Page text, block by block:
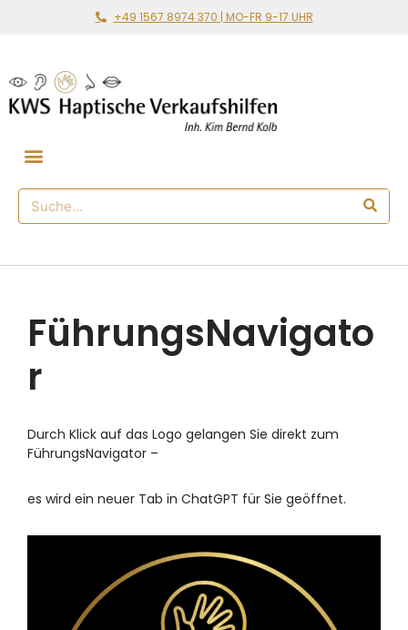
+49 1567 8974 370 | MO-FR 9-17 UHR
FührungsNavigato
r
Durch Klick auf das Logo gelangen Sie direkt zum
FührungsNavigator –
es wird ein neuer Tab in ChatGPT für Sie geöffnet.